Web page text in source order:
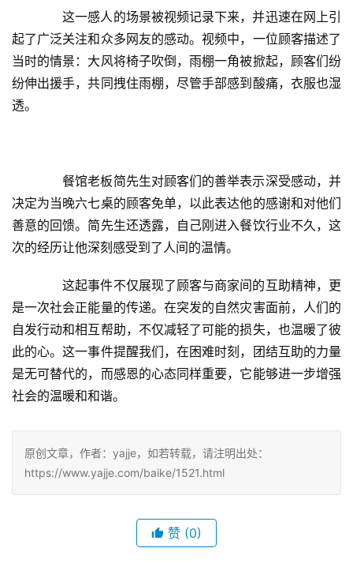
这一感人的场景被视频记录下来，并迅速在网上引
起了广泛关注和众多网友的感动。视频中，一位顾客描述了
当时的情景：大风将椅子吹倒，雨棚一角被掀起，顾客们纷
纷伸出援手，共同拽住雨棚，尽管手部感到酸痛，衣服也湿
透。
餐馆老板简先生对顾客们的善举表示深受感动，并
决定为当晚六七桌的顾客免单，以此表达他的感谢和对他们
善意的回馈。简先生还透露，自己刚进入餐饮行业不久，这
次的经历让他深刻感受到了人间的温情。
这起事件不仅展现了顾客与商家间的互助精神，更
是一次社会正能量的传递。在突发的自然灾害面前，人们的
自发行动和相互帮助，不仅减轻了可能的损失，也温暖了彼
此的心。这一事件提醒我们，在困难时刻，团结互助的力量
是无可替代的，而感恩的心态同样重要，它能够进一步增强
社会的温暖和和谐。
原创文章，作者：yajje，如若转载，请注明出处：
https://www.yajje.com/baike/1521.html
赞 (0)